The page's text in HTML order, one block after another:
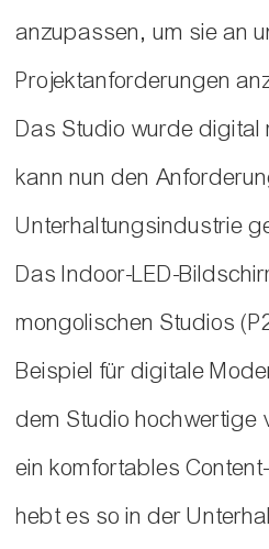
anzupassen, um sie an
Projektanforderungen
Das Studio wurde digital
kann nun den
Unterhaltungsindustrie
Das Indoor-LED-
mongolischen Studios
Beispiel für digitale
dem Studio hochwertige
ein komfortables
hebt es so in der